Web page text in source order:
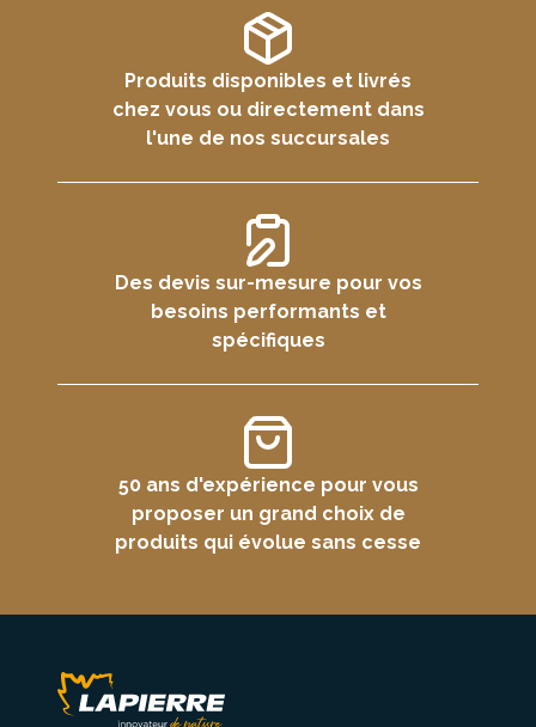
Produits disponibles et livrés
chez vous ou directement dans
l'une de nos succursales
Des devis sur-mesure pour vos
besoins performants et
spécifiques
50 ans d'expérience pour vous
proposer un grand choix de
produits qui évolue sans cesse